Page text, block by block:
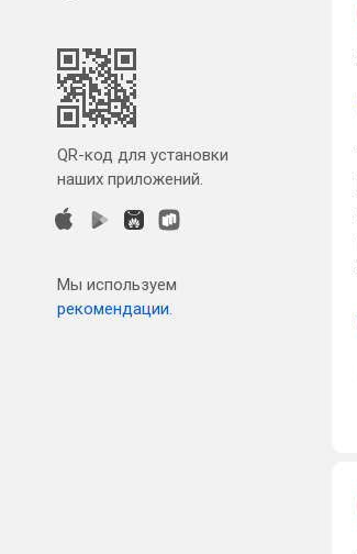
QR-код для установки
наших приложений.
Мы используем
рекомендации.